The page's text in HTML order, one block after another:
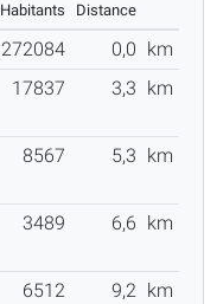
Habitants Distance
272084 0,0
km
17837 3,3 km
8567 5,3 km
3489 6,6 km
6512 9,2 km